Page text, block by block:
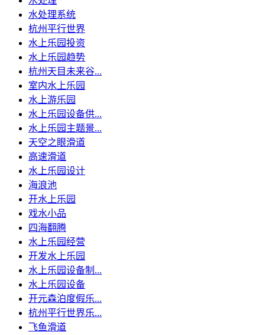
水处理系统
杭州平行世界
水上乐园投资
水上乐园趋势
杭州天目未来谷...
室内水上乐园
水上游乐园
水上乐园设备供...
水上乐园主题景...
天空之眼滑道
高速滑道
水上乐园设计
海浪池
开水上乐园
戏水小品
四海翻腾
水上乐园经营
开发水上乐园
水上乐园设备制...
水上乐园设备
开元森泊度假乐...
杭州平行世界乐...
飞鱼滑道